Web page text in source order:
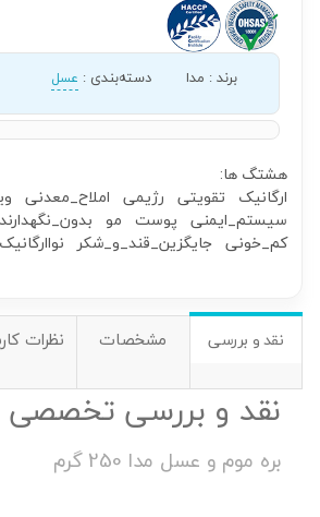
برند: مدا دسته‌بندی : عسل
هشتگ ها:
ارگانیک تقویتی رژیمی املاح_معدنی
سیستم_ایمنی پوست مو
کم_خونی جایگزین_قند_و_شکر نواارگانیک
نقد و بررسی مشخصات نظرات
نقد و بررسی تخصصی
بره موم و عسل مدا 250 گرم